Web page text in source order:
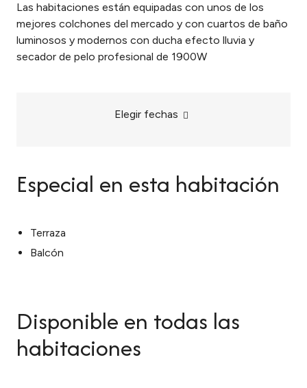
Las habitaciones están equipadas con unos de los
mejores colchones del mercado y con cuartos de baño
luminosos y modernos con ducha efecto lluvia y
secador de pelo profesional de 1900W
Elegir fechas
Especial en esta habitación
Terraza
Balcón
Disponible en todas las
habitaciones